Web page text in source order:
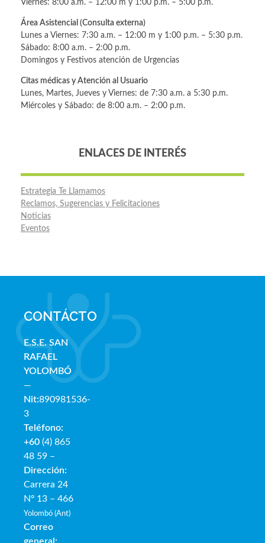
Viernes: 8:00 a.m. – 12:00 m y 1:00 p.m. – 5:00 p.m.
Área Asistencial (Consulta externa)
Lunes a Viernes: 7:30 a.m. – 12:00 m y 1:00 p.m. – 5:30 p.m.
Sábado: 8:00 a.m. – 2:00 p.m.
Domingos y Festivos atención de Urgencias
Citas médicas y Atención al Usuario
Lunes, Martes, Jueves y Viernes: de 7:30 a.m. a 5:30 p.m.
Miércoles y Sábado: de 8:00 a.m. – 2:00 p.m.
ENLACES DE INTERÉS
Estrategia Te Llamamos
Reclamos, Sugerencias y Felicitaciones
Noticias
Eventos
CONTÁCTO
E.S.E. SAN
RAFAEL
YOLOMBÓ
—
Nit:890981536-
3
Teléfono:
+60 (4) 865
48 59 –
Dirección:
Carrera 24
Nº 13 – 466
Yolombó (Ant)
Correo